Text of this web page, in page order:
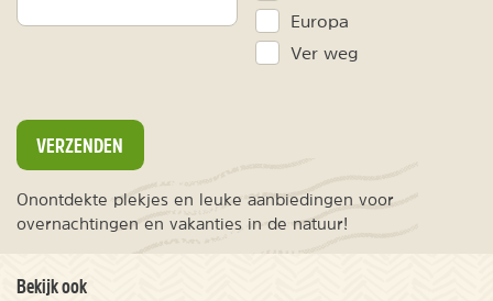
Europa
Ver weg
VERZENDEN
Onontdekte plekjes en leuke aanbiedingen voor
overnachtingen en vakanties in de natuur!
Bekijk ook